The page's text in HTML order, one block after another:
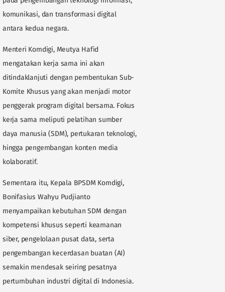
komunikasi, dan transformasi digital
antara kedua negara.
Menteri Komdigi, Meutya Hafid
mengatakan kerja sama ini akan
ditindaklanjuti dengan pembentukan Sub-
Komite Khusus yang akan menjadi motor
penggerak program digital bersama. Fokus
kerja sama meliputi pelatihan sumber
daya manusia (SDM), pertukaran teknologi,
hingga pengembangan konten media
kolaboratif.
Sementara itu, Kepala BPSDM Komdigi,
Bonifasius Wahyu Pudjianto
menyampaikan kebutuhan SDM dengan
kompetensi khusus seperti keamanan
siber, pengelolaan pusat data, serta
pengembangan kecerdasan buatan (AI)
semakin mendesak seiring pesatnya
pertumbuhan industri digital di Indonesia.